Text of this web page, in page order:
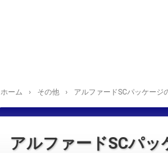
ホーム › その他 › アルファードSCパッケージ
アルファードSCパ